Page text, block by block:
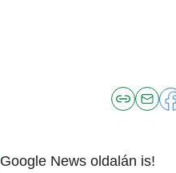
Google News oldalán is!